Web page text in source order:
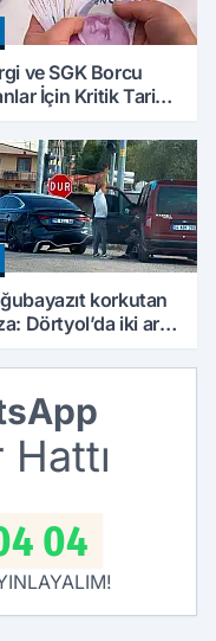
ve SGK Borcu
İçin Kritik Tarih:
korkutan
Dörtyol’da iki araç
04